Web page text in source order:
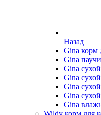
Назад
Gina корм
Gina
Gina
Gina
Gina
Gina
Gina
Wildy корм для